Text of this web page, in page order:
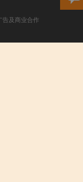
告及商业合作